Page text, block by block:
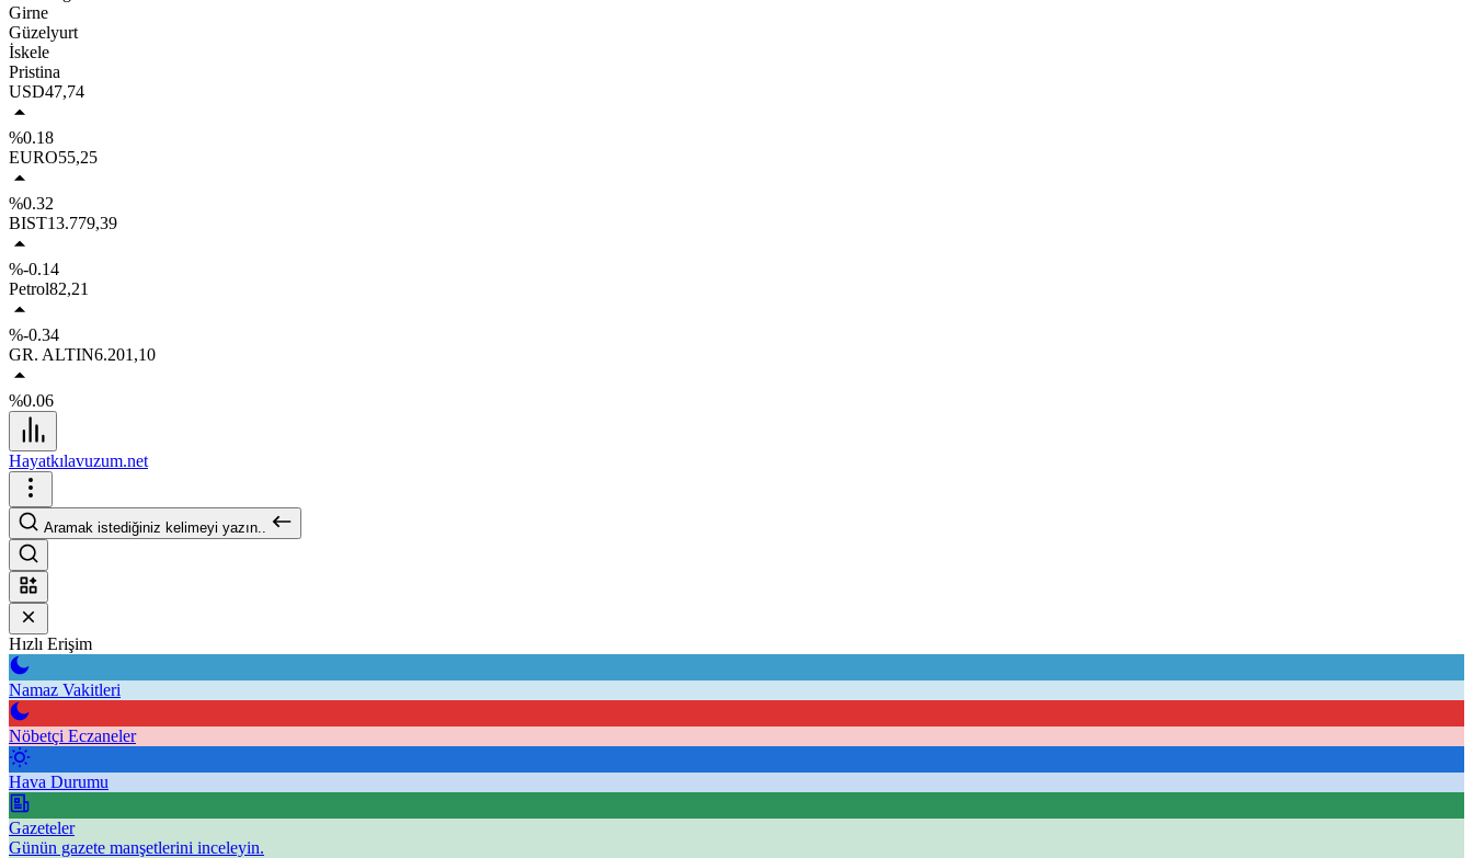
Girne
Güzelyurt
İskele
Pristina
USD47,74
%0.18
EURO55,25
%0.32
BIST13.779,39
%-0.14
Petrol82,21
%-0.34
GR. ALTIN6.201,10
%0.06
Hayatkılavuzum.net
Aramak istediğiniz kelimeyi yazın..
Hızlı Erişim
Namaz Vakitleri
Nöbetçi Eczaneler
Hava Durumu
Gazeteler
Günün gazete manşetlerini inceleyin.